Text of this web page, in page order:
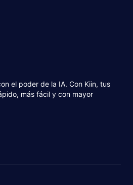
el poder de la IA. Con Kiin, tus
más fácil y con mayor